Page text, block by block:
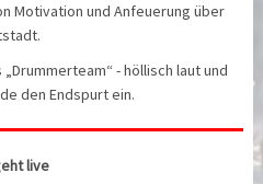
Motivation und Anfeuerung über
- höllisch laut und
den Endspurt ein.
live